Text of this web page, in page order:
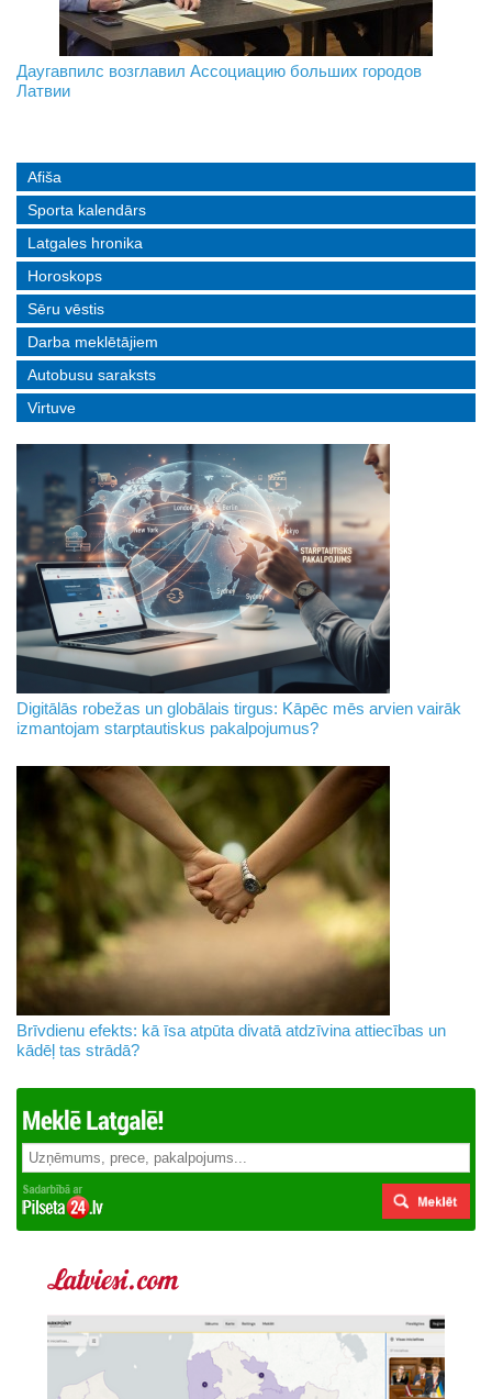
На границе с Беларусью ждут усиления
Даугавпилс возглавил Ассоциацию больших городов
Латвии
Инвалидность — не приговор: «Mediastrims» расскажет
реальные истории людей с ограниченными возможностями
Afiša
Sporta kalendārs
Latgales hronika
Horoskops
Sēru vēstis
Darba meklētājiem
Autobusu saraksts
Virtuve
Digitālās robežas un globālais tirgus: Kāpēc mēs arvien vairāk
izmantojam starptautiskus pakalpojumus?
Brīvdienu efekts: kā īsa atpūta divatā atdzīvina attiecības un
kādēļ tas strādā?